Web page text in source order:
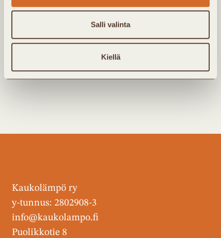
Salli valinta
Kiellä
Kaukolämpö ry
y-tunnus: 2802908-3
info@kaukolampo.fi
Puolikkotie 8